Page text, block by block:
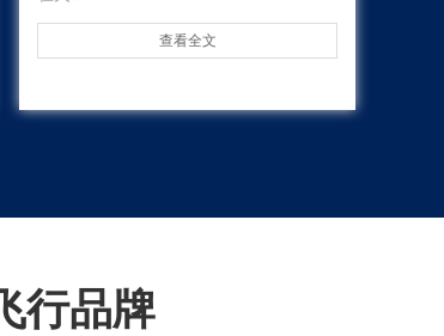
查看全文
行品牌